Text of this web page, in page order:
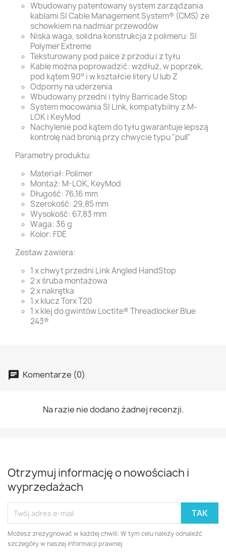
Wbudowany patentowany system zarządzania
kablami SI Cable Management System® (CMS) ze
schowkiem na nadmiar przewodów
Niska waga, solidna konstrukcja z polimeru: SI
Polymer Extreme
Teksturowany pod palce z przodu i z tyłu
Kable można poprowadzić: wzdłuż, w poprzek,
pod kątem 90° i w kształcie litery U lub Z
Odporny na uderzenia
Wbudowany przedni i tylny Barricade Stop
System mocowania SI Link, kompatybilny z M-
LOK i KeyMod
Nachylenie pod kątem do tyłu gwarantuje lepszą
kontrolę nad bronią przy chwycie typu "pull"
Parametry produktu:
Materiał: Polimer
Montaż: M-LOK, KeyMod
Długość: 76,16 mm
Szerokość: 29,85 mm
Wysokość: 67,83 mm
Waga: 36 g
Kolor: FDE
Zestaw zawiera:
1 x chwyt przedni Link Angled HandStop
2 x śruba montażowa
2 x nakrętka
1 x klucz Torx T20
1 x klej do gwintów Loctite® Threadlocker Blue
243®
Komentarze (0)
Na razie nie dodano żadnej recenzji.
Otrzymuj informację o nowościach i
wyprzedażach
Możesz zrezygnować w każdej chwili. W tym celu należy odnaleźć
szczegóły w naszej informacji prawnej.